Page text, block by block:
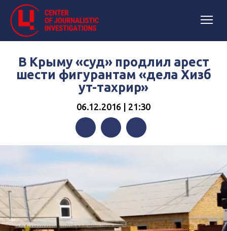
В Крыму «суд» продлил арест
шести фигурантам «дела Хизб
ут-тахрир»
06.12.2016 | 21:30
FacebookTwitterTelegram